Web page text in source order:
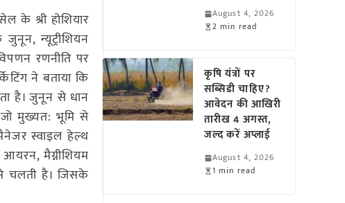
के श्री होशियार
न्यूट्रीशियन
रणनीति पर
ने बताया कि
है। जुनून से धान
जो मुख्यत: भूमि से
स्वाइल हेल्थ
मैग्नीशियम
चलती है। जिसके
August 4, 2026
2 min read
कृषि यंत्रों पर
सब्सिडी चाहिए?
आवेदन की आखिरी
तारीख 4 अगस्त,
जल्द करें अप्लाई
August 4, 2026
1 min read